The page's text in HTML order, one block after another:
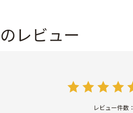
レビュー
レビュー件数：